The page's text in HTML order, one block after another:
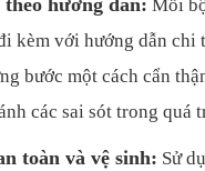
Mỗi
kèm với hướng dẫn chi
bước một cách cẩn
các sai sót trong quá
toàn và vệ sinh: Sử